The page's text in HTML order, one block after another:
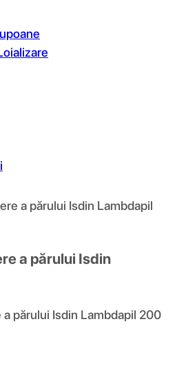
a părului Isdin Lambdapil
a părului Isdin